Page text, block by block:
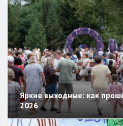
Яркие выходные: как
2026